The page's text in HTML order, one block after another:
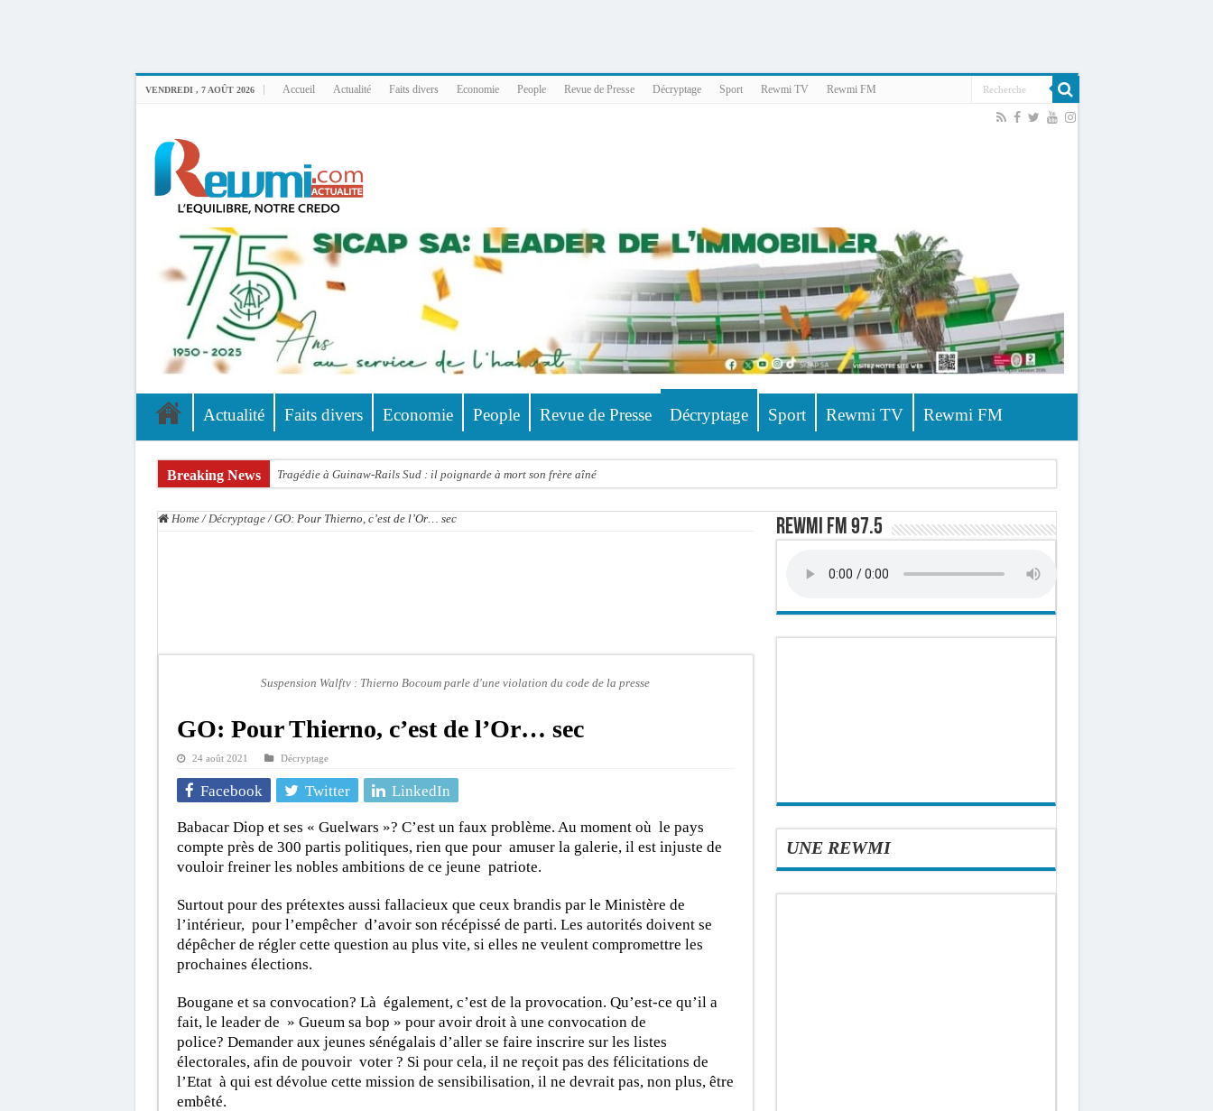
VENDREDI , 7 AOÛT 2026 Accueil Actualité Faits divers Economie People Revue de Presse Décryptage Sport Rewmi TV Rewmi FM
Actualité Faits divers Economie People Revue de Presse Décryptage Sport Rewmi TV Rewmi FM
Breaking News Tragédie à Guinaw-Rails Sud : il poignarde à mort son frère aîné
Assemblée nationale : une session extraordinaire convoquée sur les exonérations fiscales et les licences de pêche
Hajj 2027 : le RENOPHUS lance officiellement les préparatifs sous l’égide de la Délégation générale au Pèlerinage
« Quand le mandat s’achève, les discours ne suffisent plus » (Mamadou AW-Candidat à la mairie de Golf Sud)
Le Sénégal bénéficie de trois nouveaux financements de la Banque mondiale d’un montant global de 220,71 milliards de francs CFA
Home / Décryptage / GO: Pour Thierno, c’est de l’Or… sec
Suspension Walftv : Thierno Bocoum parle d'une violation du code de la presse
GO: Pour Thierno, c’est de l’Or… sec
24 août 2021 Décryptage
Facebook Twitter LinkedIn
Babacar Diop et ses « Guelwars »? C’est un faux problème. Au moment où le pays
compte près de 300 partis politiques, rien que pour amuser la galerie, il est injuste de
vouloir freiner les nobles ambitions de ce jeune patriote.
Surtout pour des prétextes aussi fallacieux que ceux brandis par le Ministère de
l’intérieur, pour l’empêcher d’avoir son récépissé de parti. Les autorités doivent se
dépêcher de régler cette question au plus vite, si elles ne veulent compromettre les
prochaines élections.
Bougane et sa convocation? Là également, c’est de la provocation. Qu’est-ce qu’il a
fait, le leader de » Gueum sa bop » pour avoir droit à une convocation de
police? Demander aux jeunes sénégalais d’aller se faire inscrire sur les listes
électorales, afin de pouvoir voter ? Si pour cela, il ne reçoit pas des félicitations de
l’Etat à qui est dévolue cette mission de sensibilisation, il ne devrait pas, non plus, être
embêté.
Rewmi FM 97.5
UNE REWMI